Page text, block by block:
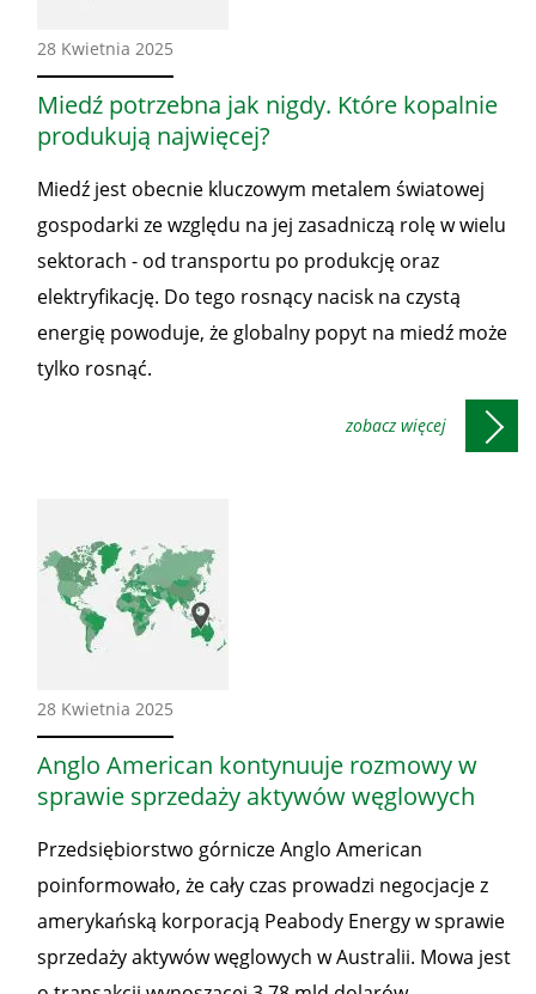
28 Kwietnia 2025
świata
Miedź potrzebna jak nigdy. Które kopalnie
produkują najwięcej?
Miedź jest obecnie kluczowym metalem światowej
gospodarki ze względu na jej zasadniczą rolę w wielu
sektorach - od transportu po produkcję oraz
elektryfikację. Do tego rosnący nacisk na czystą
energię powoduje, że globalny popyt na miedź może
tylko rosnąć.
28 Kwietnia 2025
świata
Anglo American kontynuuje rozmowy w
sprawie sprzedaży aktywów węglowych
Przedsiębiorstwo górnicze Anglo American
poinformowało, że cały czas prowadzi negocjacje z
amerykańską korporacją Peabody Energy w sprawie
sprzedaży aktywów węglowych w Australii. Mowa jest